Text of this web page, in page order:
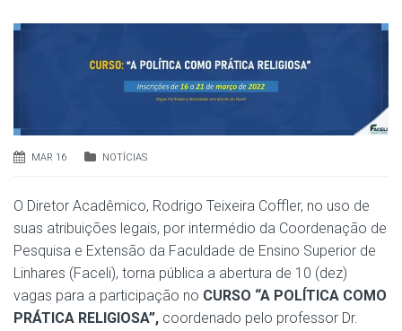
MAR 16 NOTÍCIAS
O Diretor Acadêmico, Rodrigo Teixeira Coffler, no uso de
suas atribuições legais, por intermédio da Coordenação de
Pesquisa e Extensão da Faculdade de Ensino Superior de
Linhares (Faceli), torna pública a abertura de 10 (dez)
vagas para a participação no CURSO “A POLÍTICA COMO
PRÁTICA RELIGIOSA”, coordenado pelo professor Dr.